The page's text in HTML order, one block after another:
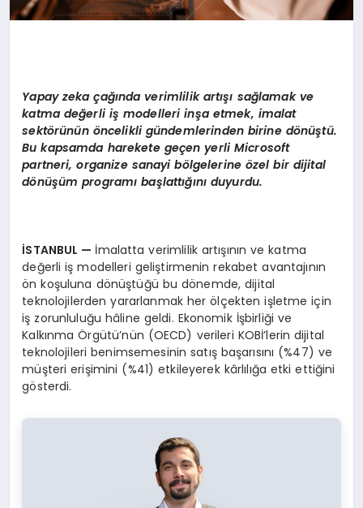
Yapay zeka çağında verimlilik artışı sağlamak ve
katma değerli iş modelleri inşa etmek, imalat
sektörünün öncelikli gündemlerinden birine dönüştü.
Bu kapsamda harekete geçen yerli Microsoft
partneri, organize sanayi bölgelerine özel bir dijital
dönüşüm programı başlattığını duyurdu.
İSTANBUL — İmalatta verimlilik artışının ve katma
değerli iş modelleri geliştirmenin rekabet avantajının
ön koşuluna dönüştüğü bu dönemde, dijital
teknolojilerden yararlanmak her ölçekten işletme için
iş zorunluluğu hâline geldi. Ekonomik İşbirliği ve
Kalkınma Örgütü’nün (OECD) verileri KOBİ’lerin dijital
teknolojileri benimsemesinin satış başarısını (%47) ve
müşteri erişimini (%41) etkileyerek kârlılığa etki ettiğini
gösterdi.